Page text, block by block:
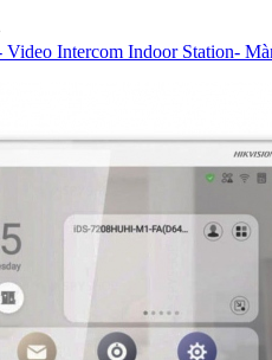
Intercom Indoor Station-